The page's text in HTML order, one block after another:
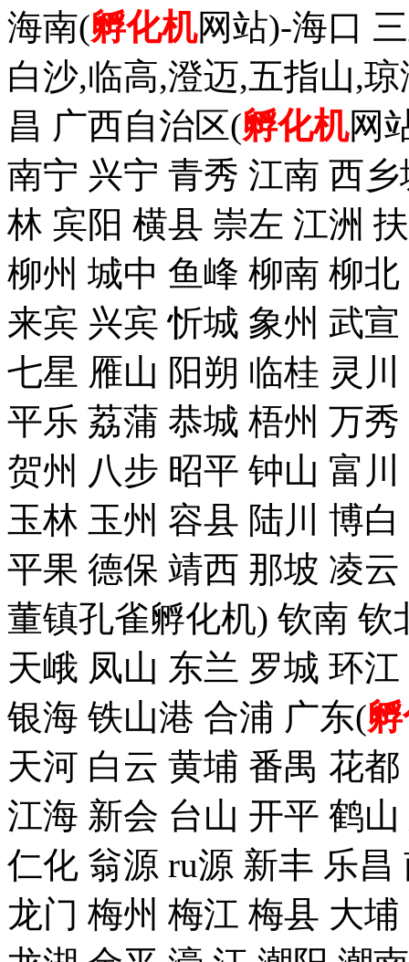
海南(孵化机网站)-海口
白沙,临高,澄迈,五指山,
昌 广西自治区(孵化机网
南宁 兴宁 青秀 江南 西
林 宾阳 横县 崇左 江洲
柳州 城中 鱼峰 柳南 柳
来宾 兴宾 忻城 象州 武
七星 雁山 阳朔 临桂 灵
平乐 荔蒲 恭城 梧州 万
贺州 八步 昭平 钟山 富
玉林 玉州 容县 陆川 博
平果 德保 靖西 那坡 凌
董镇孔雀孵化机) 钦南
天峨 凤山 东兰 罗城 环
银海 铁山港 合浦 广东(
天河 白云 黄埔 番禺 花
江海 新会 台山 开平 鹤
仁化 翁源 ru源 新丰 乐
龙门 梅州 梅江 梅县 大